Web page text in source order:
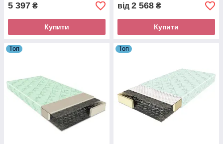
5 397 ₴
Купити
від 2 568 ₴
Купити
Топ Топ